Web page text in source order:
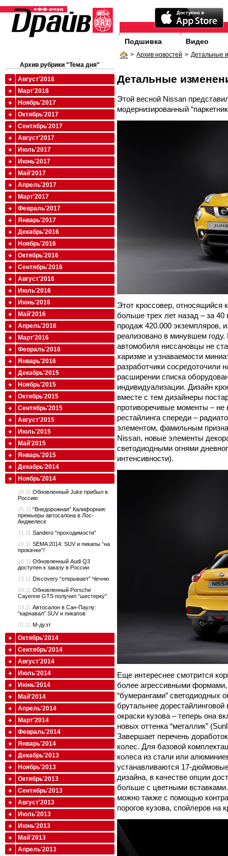
Подшивка Видео
> Архив новостей > Детальные
Детальные
Этой весной Nissan
модернизированный
Этот кроссовер, относящийся
больше трех лет назад – за
продаж 420.000 экземпляров,
реализовано в минувшем
автомобиля ниссановцы не
харизме и узнаваемости
разработчики сосредоточили
расширении списка
индивидуализации. Дизайн
вместе с тем дизайнеры
противоречивые моменты –
рестайлинга спереди –
элементом, фамильным
Nissan, новые элементы
светодиодными огнями
интенсивности).
Еще интереснее смотрится
более агрессивными
“бумерангами” светодиодных
брутальнее
окраски кузова – теперь она
новых оттенка “металлик”
Завершает перечень
колес. Для базовой
колеса из стали или
устанавливаются 17-
дизайна, в качестве опции
больше с цветными
можно также с помощью
порогов кузова, спойлеров на
Архив рубрики "Тема дня"
Август'2018
Март'2018
Ноябрь'2017
Октябрь'2017
Сентябрь'2017
Август'2017
Июль'2017
Июнь'2017
Май'2017
Апрель'2017
Март'2017
Февраль'2017
Январь'2017
Декабрь'2016
Ноябрь'2016
Октябрь'2016
Сентябрь'2016
Август'2016
Июль'2016
Июнь'2016
Май'2016
Апрель'2016
Март'2016
Февраль'2016
Январь'2016
Декабрь'2015
Ноябрь'2015
Октябрь'2015
Сентябрь'2015
Август'2015
Июль'2015
Май'2015
Январь'2015
Декабрь'2014
Ноябрь'2014
28.11 Обновленный Juke прибыл в
Россию
25.11 “Внедорожная” Калифорния:
премьеры автосалона в Лос-
Анджелесе
21.11 Sandero “проходимости”
19.11 SEMA 2014: SUV и пикапы “на
прокачке”!
16.11 Обновленный Audi Q3
доступен к заказу в России
13.11 Discovery “открывает” Чечню
09.11 Обновленный Porsche
Cayenne GTS получил “шестерку”
03.11 Автосалон в Сан-Паулу:
“карнавал” SUV и пикапов
01.11 M-дуэт
Октябрь'2014
Сентябрь'2014
Август'2014
Июль'2014
Июнь'2014
Май'2014
Апрель'2014
Март'2014
Февраль'2014
Январь'2014
Декабрь'2013
Ноябрь'2013
Октябрь'2013
Сентябрь'2013
Август'2013
Июль'2013
Июнь'2013
Май'2013
Апрель'2013